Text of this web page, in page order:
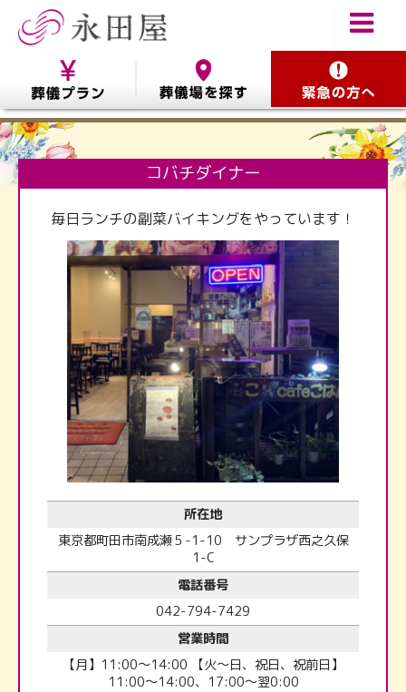
コバチダイナー
毎日ランチの副菜バイキングをやっています！
所在地
東京都町田市南成瀬５-1-10 サンプラザ西之久保
1-C
電話番号
042-794-7429
営業時間
【月】11:00～14:00 【火～日、祝日、祝前日】
11:00～14:00、17:00～翌0:00